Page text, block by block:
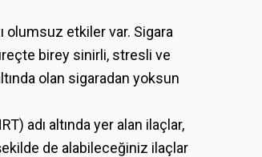
olumsuz etkiler var. Sigara
birey sinirli, stresli ve
olan sigaradan yoksun
adı altında yer alan ilaçlar,
de alabileceğiniz ilaçlar